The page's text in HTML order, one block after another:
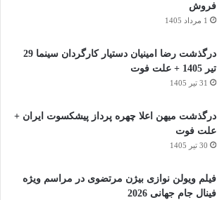
فروش
1 مرداد 1405
درگذشت رضا امینیان دستیار کارگردان سینما 29
تیر 1405 + علت فوت
31 تیر 1405
درگذشت میهن اعلا چهره پرداز پیشکسوت ایران +
علت فوت
30 تیر 1405
فیلم ویولن نوازی بیژن مرتضوی در مراسم ویژه
فینال جام جهانی 2026